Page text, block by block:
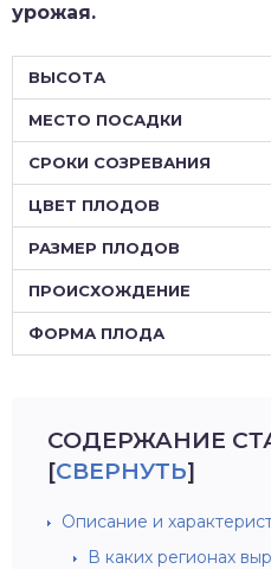
урожая.
СОДЕРЖАНИЕ
[СВЕРНУТЬ]
Описание и
В каких регионах